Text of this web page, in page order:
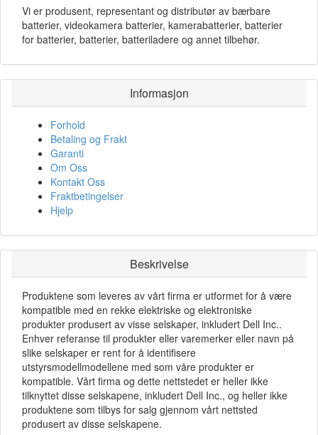
Vi er produsent, representant og distributør av bærbare
batterier, videokamera batterier, kamerabatterier, batterier
for batterier, batterier, batteriladere og annet tilbehør.
Informasjon
Forhold
Betaling og Frakt
Garanti
Om Oss
Kontakt Oss
Fraktbetingelser
Hjelp
Beskrivelse
Produktene som leveres av vårt firma er utformet for å være
kompatible med en rekke elektriske og elektroniske
produkter produsert av visse selskaper, inkludert Dell Inc..
Enhver referanse til produkter eller varemerker eller navn på
slike selskaper er rent for å identifisere
utstyrsmodellmodellene med som våre produkter er
kompatible. Vårt firma og dette nettstedet er heller ikke
tilknyttet disse selskapene, inkludert Dell Inc., og heller ikke
produktene som tilbys for salg gjennom vårt nettsted
produsert av disse selskapene.